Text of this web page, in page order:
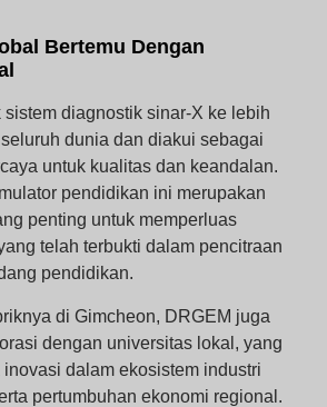
Bertemu Dengan
sistem diagnostik sinar-X ke lebih
dunia dan diakui sebagai
untuk kualitas dan keandalan.
pendidikan ini merupakan
penting untuk memperluas
telah terbukti dalam pencitraan
pendidikan.
di Gimcheon, DRGEM juga
dengan universitas lokal, yang
dalam ekosistem industri
pertumbuhan ekonomi regional.